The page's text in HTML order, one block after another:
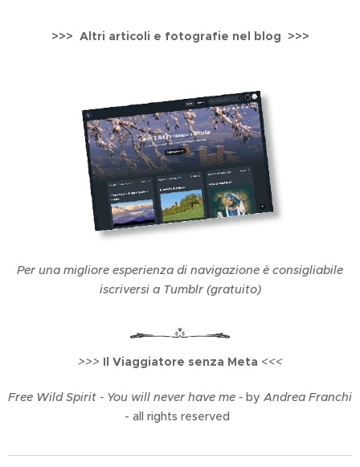
devo andare" mi
Liguria, e si
attraverso un
sentiero, e per
entrare al castello
occorre salire una
scaletta retrattile!
>>> Altri articoli e fotografie nel blog >>>
Per una migliore esperienza di navigazione è consigliabile
iscriversi a Tumblr (gratuito)
>>> Il Viaggiatore senza Meta <<<
Free Wild Spirit - You will never have me - by Andrea Franchi
- all rights reserved